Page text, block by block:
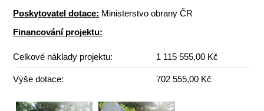
Poskytovatel dotace: Ministerstvo obrany ČR
Financování projektu:
Celkové náklady projektu: 1 115 555,00 Kč
Výše dotace: 702 555,00 Kč